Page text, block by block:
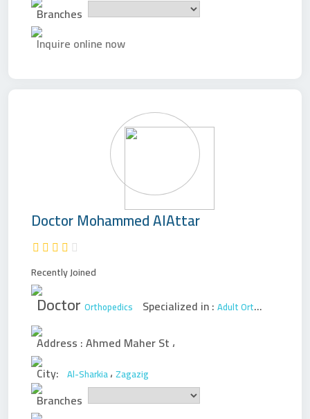
Branches
Inquire online now
DoctorMohammed AlAttar
Recently Joined
Doctor Orthopedics Specialized in : Adult Orthopedic Surgery
Address :Ahmed Maher St،
City: Al-Sharkia، Zagazig
Branches